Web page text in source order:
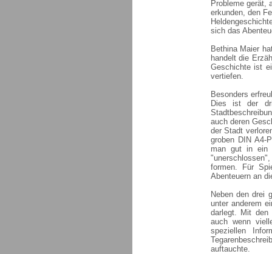
Probleme gerät,
erkunden, den
sich das
Bethina Maier
handelt die
Geschichte ist
vertiefen.
Besonders
Dies ist der
auch deren
der Stadt
groben DIN A4-
man gut in ein
formen. Für
Abenteuern an
Neben den drei
unter anderem
darlegt. Mit den
auch wenn
speziellen
auftauchte.